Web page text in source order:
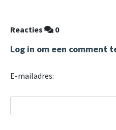
Reacties 0
Log in om een comment
E-mailadres: